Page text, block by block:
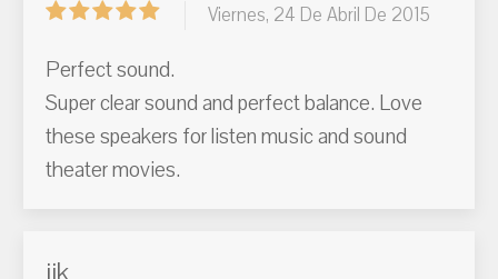
Viernes, 24 De Abril De 2015
Perfect sound.
Super clear sound and perfect balance. Love
these speakers for listen music and sound
theater movies.